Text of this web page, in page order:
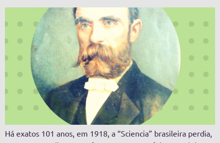
Há exatos 101 anos, em 1918, a “Sciencia” brasileira perdia,